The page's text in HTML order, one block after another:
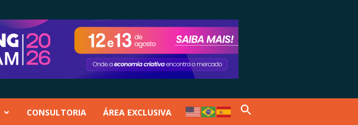
CONSULTORIA ÁREA EXCLUSIVA